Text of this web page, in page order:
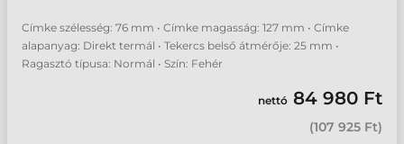
Címke szélesség: 76 mm • Címke magasság: 127 mm • Címke
alapanyag: Direkt termál • Tekercs belső átmérője: 25 mm •
Ragasztó típusa: Normál • Szín: Fehér
nettó 84 980 Ft
(107 925 Ft)